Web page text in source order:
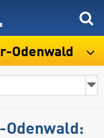
Odenwald
Odenwald: